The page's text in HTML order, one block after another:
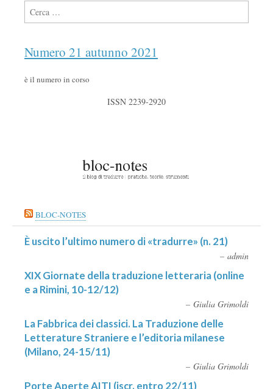
Ricerca per:
Numero 21 autunno 2021
è il numero in corso
ISSN 2239-2920
BLOC-NOTES
È uscito l’ultimo numero di «tradurre» (n. 21)
admin
XIX Giornate della traduzione letteraria (online
e a Rimini, 10-12/12)
Giulia Grimoldi
La Fabbrica dei classici. La Traduzione delle
Letterature Straniere e l’editoria milanese
(Milano, 24-15/11)
Giulia Grimoldi
Porte Aperte AITI (iscr. entro 22/11)